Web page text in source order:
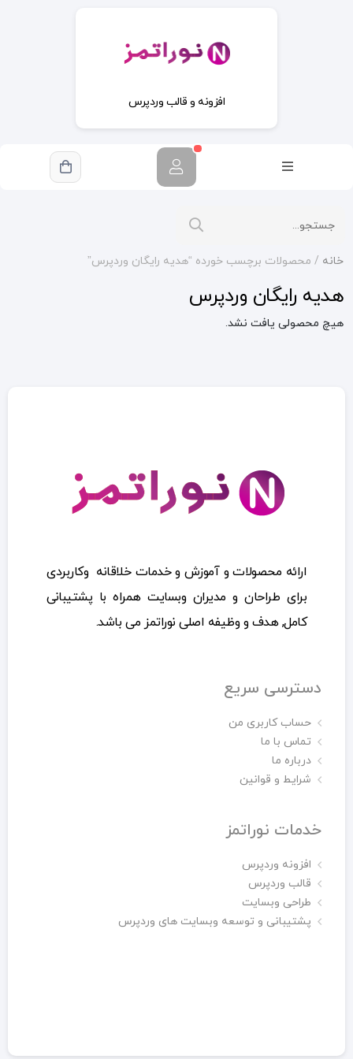
افزونه و قالب وردپرس
خانه / محصولات برچسب خورده “هدیه رایگان وردپرس”
هدیه رایگان وردپرس
هیچ محصولی یافت نشد.
ارائه محصولات و آموزش و خدمات خلاقانه وکاربردی
برای طراحان و مدیران وبسایت همراه با پشتیبانی
کامل, هدف و وظیفه اصلی نوراتمز می باشد.
دسترسی سریع
حساب کاربری من
تماس با ما
درباره ما
شرایط و قوانین
خدمات نوراتمز
افزونه وردپرس
قالب وردپرس
طراحی وبسایت
پشتیبانی و توسعه وبسایت های وردپرس